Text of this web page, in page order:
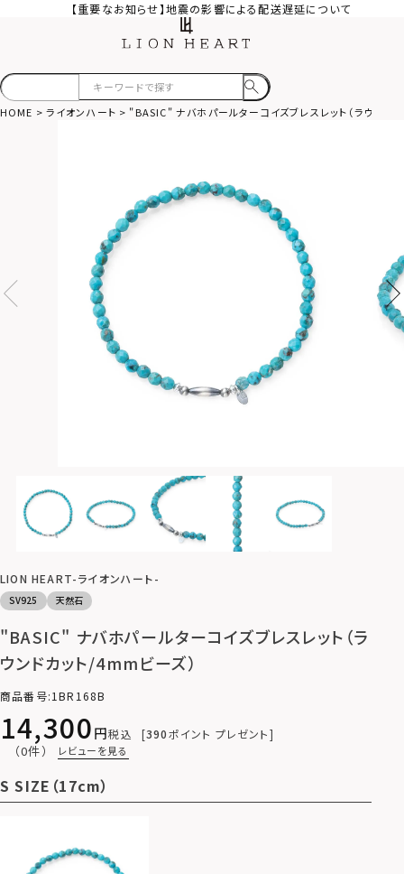
【重要なお知らせ】地震の影響による配送遅延について
HOME ライオンハート "BASIC" ナバホパールターコイズブレスレット（ラウンド
LION HEART-ライオンハート-
SV925 天然石
"BASIC" ナバホパールターコイズブレスレット（ラ
ウンドカット/4mmビーズ）
商品番号 1BR168B
14,300 税込 390ポイント プレゼント
（0件） レビューを見る
S SIZE（17cm）